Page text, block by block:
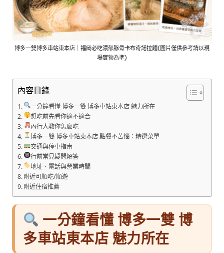
博多一雙博多車站東本店｜福岡必吃濃郁豚骨卡布奇諾拉麵(圖片僅供參考請以現
場實物為準)
內容目錄
一分鐘看懂 博多一雙 博多車站東本店 魅力所在
想吃前先看你適不適合
內行人教你怎麼吃
博多一雙 博多車站東本店 點餐不苦惱：精選菜單
交通與停車指南
行前常見疑問解答
地址、電話與營業時間
附近可順吃/順遊
附近住宿推薦
一分鐘看懂 博多一雙 博
多車站東本店 魅力所在